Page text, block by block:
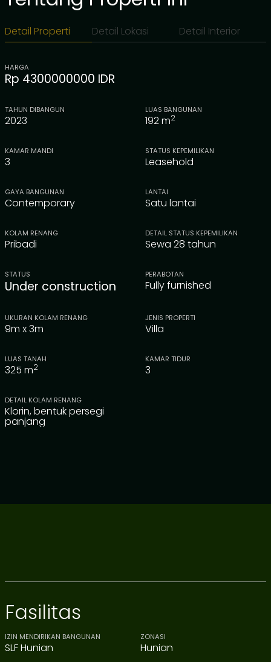
Detail Properti Detail Lokasi Detail Interior
HARGA
Rp 4300000000 IDR
TAHUN DIBANGUN
2023
LUAS BANGUNAN
192m2
KAMAR MANDI
3
STATUS KEPEMILIKAN
Leasehold
GAYA BANGUNAN
Contemporary
LANTAI
Satu lantai
KOLAM RENANG
Pribadi
DETAIL STATUS KEPEMILIKAN
Sewa 28 tahun
STATUS
Under construction
PERABOTAN
Fully furnished
UKURAN KOLAM RENANG
9m x 3m
JENIS PROPERTI
Villa
LUAS TANAH
325 m2
KAMAR TIDUR
3
DETAIL KOLAM RENANG
Klorin, bentuk persegi
panjang
Fasilitas
IZIN MENDIRIKAN BANGUNAN
SLF Hunian
ZONASI
Hunian